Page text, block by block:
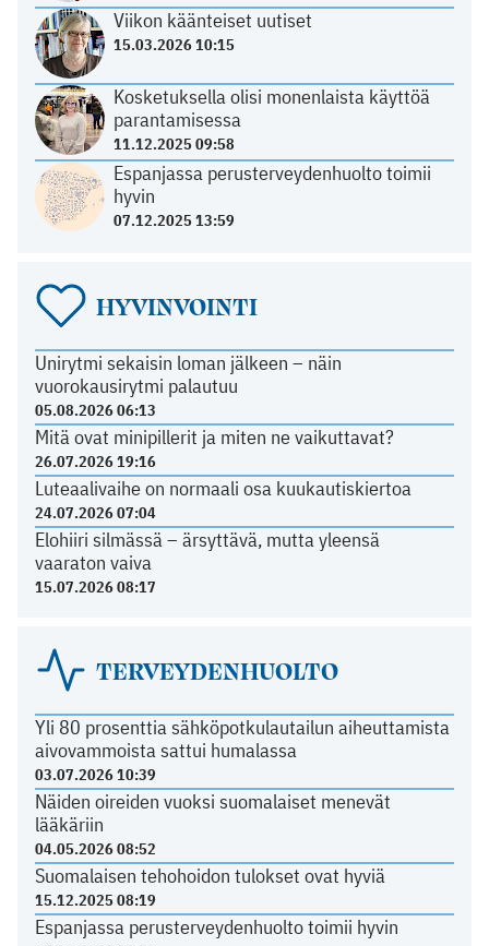
Viikon käänteiset uutiset
15.03.2026 10:15
Kosketuksella olisi monenlaista käyttöä
parantamisessa
11.12.2025 09:58
Espanjassa perusterveydenhuolto toimii
hyvin
07.12.2025 13:59
HYVINVOINTI
Unirytmi sekaisin loman jälkeen – näin
vuorokausirytmi palautuu
05.08.2026 06:13
Mitä ovat minipillerit ja miten ne vaikuttavat?
26.07.2026 19:16
Luteaalivaihe on normaali osa kuukautiskiertoa
24.07.2026 07:04
Elohiiri silmässä – ärsyttävä, mutta yleensä
vaaraton vaiva
15.07.2026 08:17
TERVEYDENHUOLTO
Yli 80 prosenttia sähköpotkulautailun aiheuttamista
aivovammoista sattui humalassa
03.07.2026 10:39
Näiden oireiden vuoksi suomalaiset menevät
lääkäriin
04.05.2026 08:52
Suomalaisen tehohoidon tulokset ovat hyviä
15.12.2025 08:19
Espanjassa perusterveydenhuolto toimii hyvin